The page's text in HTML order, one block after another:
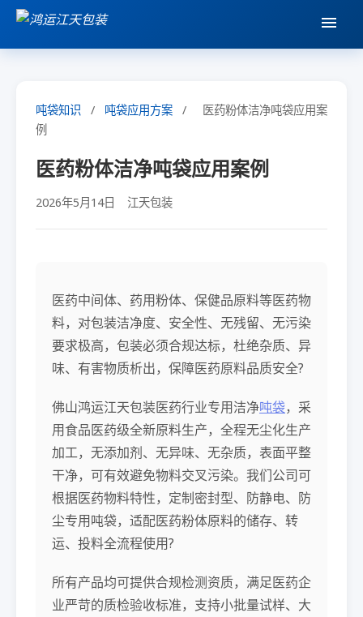
吨袋知识 / 吨袋应用方案 /
医药粉体洁净吨袋应用案
例
医药粉体洁净吨袋应用案例
2026年5月14日 江天包装
医药中间体、药用粉体、保健品原料等医药物
料，对包装洁净度、安全性、无残留、无污染
要求极高，包装必须合规达标，杜绝杂质、异
味、有害物质析出，保障医药原料品质安全?
佛山鸿运江天包装医药行业专用洁净吨袋，采
用食品医药级全新原料生产，全程无尘化生产
加工，无添加剂、无异味、无杂质，表面平整
干净，可有效避免物料交叉污染。我们公司可
根据医药物料特性，定制密封型、防静电、防
尘专用吨袋，适配医药粉体原料的储存、转
运、投料全流程使用?
所有产品均可提供合规检测资质，满足医药企
业严苛的质检验收标准，支持小批量试样、大